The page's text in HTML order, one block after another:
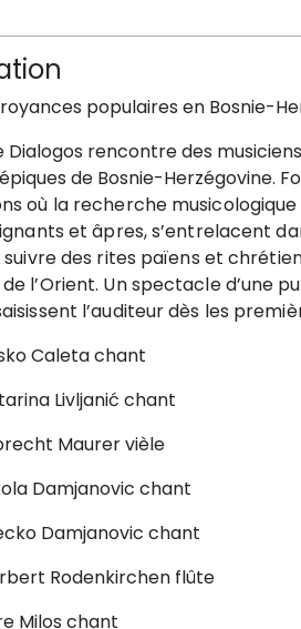
populaires en Bosnie-
Dialogos rencontre des
de Bosnie-Herzégovine.
où la recherche
et âpres, s’entrelacent
des rites païens et
l’Orient. Un spectacle d’une
l’auditeur dès les
Caleta chant
Livljanić chant
Maurer vièle
Damjanovic chant
Damjanovic chant
Rodenkirchen flûte
Milos chant